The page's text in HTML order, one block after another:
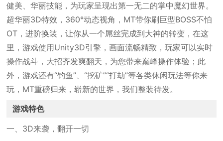
健美、华丽技能，为玩家呈现出第一无二的掌中魔幻世界。
超华丽3D特效，360°动态视角，MT带你刷巨型BOSS不怕
OT，进阶换装，让你从一个屌丝完成到大神的转变，在这
里，游戏使用Unity3D引擎，画面流畅精致，玩家可以实时
操作战斗，大招齐发爽翻天，为您带来巅峰操作体验；此
外，游戏还有“钓鱼”、“挖矿”“打劫”等各类休闲玩法等你来
玩，MT重磅归来，崭新的世界，我们整装待发。
游戏特色
一、3D来袭，翻开一切